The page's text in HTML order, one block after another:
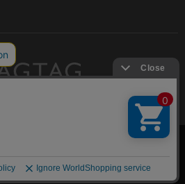
のユーズド・セレクトショップ
CO., LTD. ALL RIGHTS RESERVED.